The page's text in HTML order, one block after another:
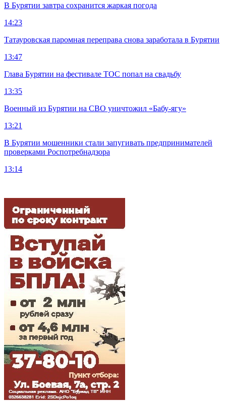
В Бурятии завтра сохранится жаркая погода
14:23
Татауровская паромная переправа снова заработала в Бурятии
13:47
Глава Бурятии на фестивале ТОС попал на свадьбу
13:35
Военный из Бурятии на СВО уничтожил «Бабу-ягу»
13:21
В Бурятии мошенники стали запугивать предпринимателей
проверками Роспотребнадзора
13:14